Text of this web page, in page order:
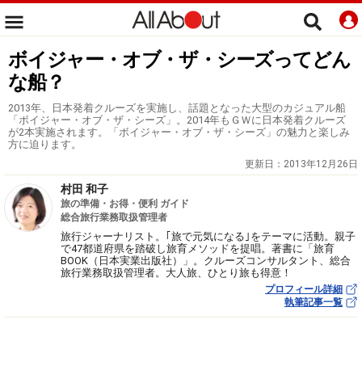
ボイジャー・オブ・ザ・シーズってどん
な船？
2013年、日本発着クルーズを実施し、話題となった大型のカジュアル船
「ボイジャー・オブ・ザ・シーズ」。2014年もＧＷに日本発着クルーズ
が2本実施されます。「ボイジャー・オブ・ザ・シーズ」の魅力と楽しみ
方に迫ります。
更新日： 2013年12月26日
村田 和子
旅の準備・お得・便利 ガイド
総合旅行業務取扱管理者
旅行ジャーナリスト。｢旅で元気になる｣をテーマに活動。親子
で47都道府県を踏破し旅育メソッドを提唱。著書に「旅育
BOOK（日本実業出版社）」。クルーズコンサルタント、総合
旅行業務取扱管理者。大人旅、ひとり旅も得意！
プロフィール詳細
執筆記事一覧